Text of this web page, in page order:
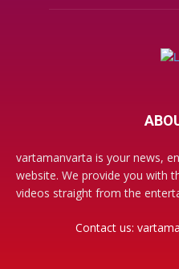
vartamanvarta is your news,
website. We provide you with
videos straight from the
Contact us: